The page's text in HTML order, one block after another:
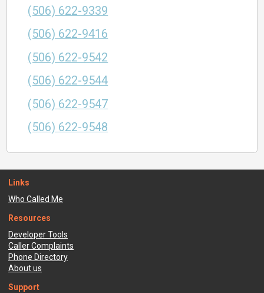
(506) 622-9339
(506) 622-9416
(506) 622-9542
(506) 622-9544
(506) 622-9547
(506) 622-9548
Links
Who Called Me
Resources
Developer Tools
Caller Complaints
Phone Directory
About us
Support